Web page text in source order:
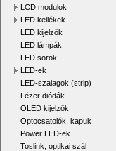
LCD modulok
LED kellékek
LED kijelzők
LED lámpák
LED sorok
LED-ek
LED-szalagok (strip)
Lézer diódák
OLED kijelzők
Optocsatolók, kapuk
Power LED-ek
Toslink, optikai szál